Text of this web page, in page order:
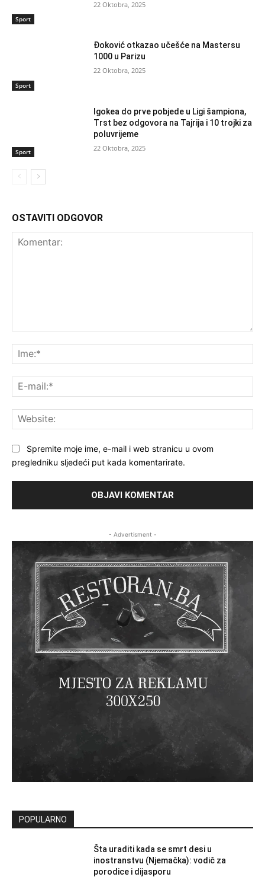
Sport
22 Oktobra, 2025
Sport
Đoković otkazao učešće na Mastersu
1000 u Parizu
22 Oktobra, 2025
Sport
Igokea do prve pobjede u Ligi šampiona,
Trst bez odgovora na Tajrija i 10 trojki za
poluvrijeme
22 Oktobra, 2025
OSTAVITI ODGOVOR
Spremite moje ime, e-mail i web stranicu u ovom
pregledniku sljedeći put kada komentarirate.
- Advertisment -
POPULARNO
Šta uraditi kada se smrt desi u
inostranstvu (Njemačka): vodič za
porodice i dijasporu